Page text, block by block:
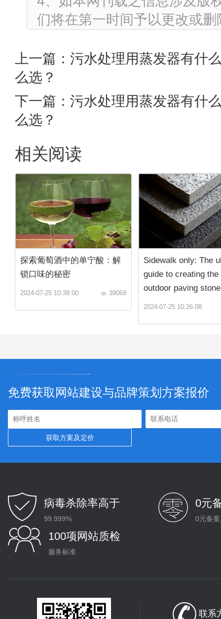
们将在第一时间予以更改或删
上一篇： 污水处理用蒸发器有什
么选？
下一篇： 污水处理用蒸发器有什
么选？
相关阅读
探索葡萄酒中的单宁酸：解
锁口味的秘密
2024-07-25 10:38:00 39068
Sidewalk only: The
guide to creating the
outdoor paving stone
2024-07-25 10:26:08
免费获取网站建设与品牌策划方案报价
病毒杀除率高于
99.999%
0元
0元备
100项网站质检
服务标准
联系